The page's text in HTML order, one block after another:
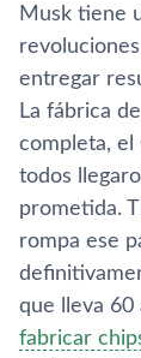
Musk tiene
entregar
La fábrica
completa,
todos
prometida.
rompa ese
que lleva 60
fabricar